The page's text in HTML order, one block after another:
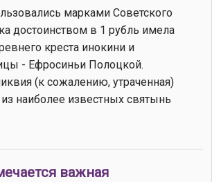
марками Советского
достоинством в 1 рубль имела
креста инокини и
- Ефросиньи Полоцкой.
(к сожалению, утраченная)
наиболее известных святынь
важная